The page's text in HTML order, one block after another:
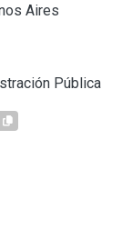
Aires
Pública